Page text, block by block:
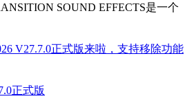
SOUND EFFECTS是一个
正式版